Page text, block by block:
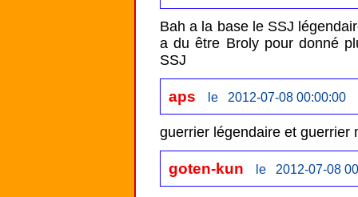
Bah a la base le SSJ
a du être Broly pour donné
SSJ
aps le 2012-07-08 00:00:00
guerrier légendaire et guerrier
goten-kun le 2012-07-08